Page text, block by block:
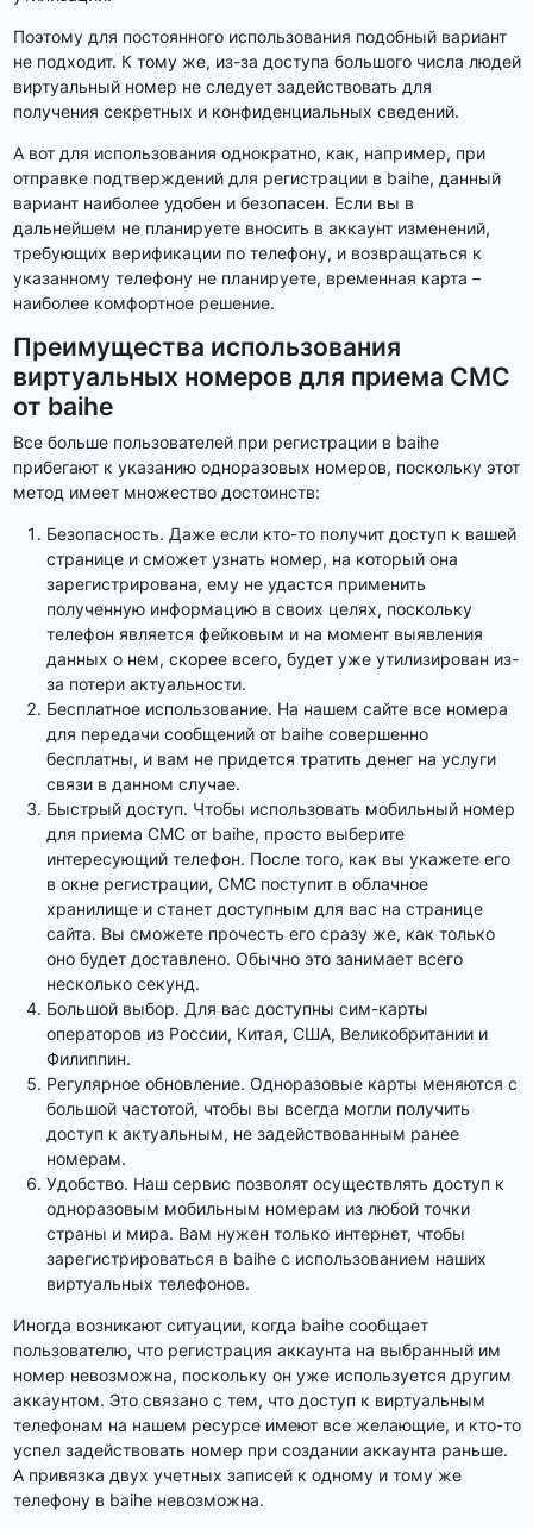
Поэтому для постоянного использования подобный вариант
не подходит. К тому же, из-за доступа большого числа людей
виртуальный номер не следует задействовать для
получения секретных и конфиденциальных сведений.
А вот для использования однократно, как, например, при
отправке подтверждений для регистрации в baihe, данный
вариант наиболее удобен и безопасен. Если вы в
дальнейшем не планируете вносить в аккаунт изменений,
требующих верификации по телефону, и возвращаться к
указанному телефону не планируете, временная карта –
наиболее комфортное решение.
Преимущества использования
виртуальных номеров для приема СМС
от baihe
Все больше пользователей при регистрации в baihe
прибегают к указанию одноразовых номеров, поскольку этот
метод имеет множество достоинств:
Безопасность. Даже если кто-то получит доступ к вашей
странице и сможет узнать номер, на который она
зарегистрирована, ему не удастся применить
полученную информацию в своих целях, поскольку
телефон является фейковым и на момент выявления
данных о нем, скорее всего, будет уже утилизирован из-
за потери актуальности.
Бесплатное использование. На нашем сайте все номера
для передачи сообщений от baihe совершенно
бесплатны, и вам не придется тратить денег на услуги
связи в данном случае.
Быстрый доступ. Чтобы использовать мобильный номер
для приема СМС от baihe, просто выберите
интересующий телефон. После того, как вы укажете его
в окне регистрации, СМС поступит в облачное
хранилище и станет доступным для вас на странице
сайта. Вы сможете прочесть его сразу же, как только
оно будет доставлено. Обычно это занимает всего
несколько секунд.
Большой выбор. Для вас доступны сим-карты
операторов из России, Китая, США, Великобритании и
Филиппин.
Регулярное обновление. Одноразовые карты меняются с
большой частотой, чтобы вы всегда могли получить
доступ к актуальным, не задействованным ранее
номерам.
Удобство. Наш сервис позволят осуществлять доступ к
одноразовым мобильным номерам из любой точки
страны и мира. Вам нужен только интернет, чтобы
зарегистрироваться в baihe с использованием наших
виртуальных телефонов.
Иногда возникают ситуации, когда baihe сообщает
пользователю, что регистрация аккаунта на выбранный им
номер невозможна, поскольку он уже используется другим
аккаунтом. Это связано с тем, что доступ к виртуальным
телефонам на нашем ресурсе имеют все желающие, и кто-то
успел задействовать номер при создании аккаунта раньше.
А привязка двух учетных записей к одному и тому же
телефону в baihe невозможна.